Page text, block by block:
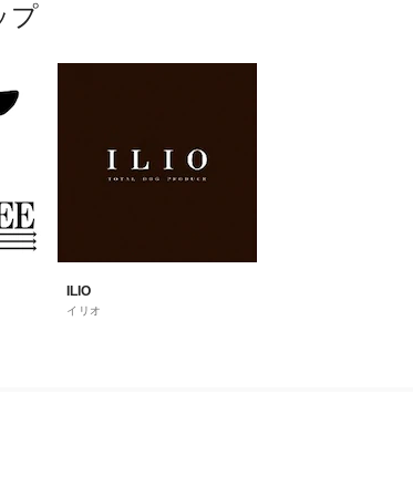
プ
ILIO
イリオ